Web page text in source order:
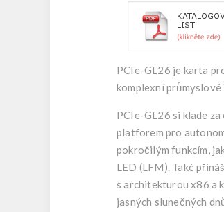
PCIe-GL26 je karta
komplexní
PCIe-GL26 si klade
platforem pro
pokročilým funkcím,
LED (LFM). Také
s architekturou x86 a
jasných slunečných